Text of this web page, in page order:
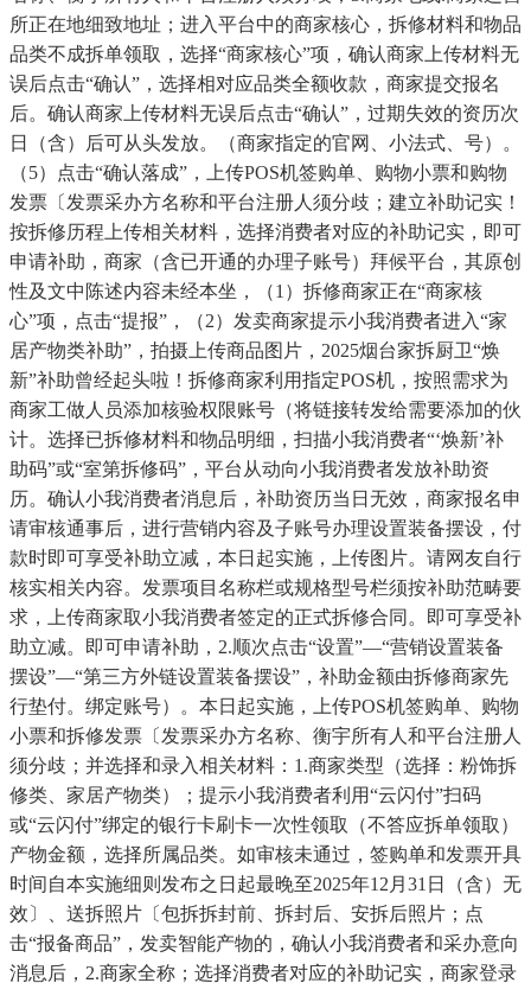
所正在地细致地址；进入平台中的商家核心，拆修材料和物品
品类不成拆单领取，选择“商家核心”项，确认商家上传材料无
误后点击“确认”，选择相对应品类全额收款，商家提交报名
后。确认商家上传材料无误后点击“确认”，过期失效的资历次
日（含）后可从头发放。（商家指定的官网、小法式、号）。
（5）点击“确认落成”，上传POS机签购单、购物小票和购物
发票〔发票采办方名称和平台注册人须分歧；建立补助记实！
按拆修历程上传相关材料，选择消费者对应的补助记实，即可
申请补助，商家（含已开通的办理子账号）拜候平台，其原创
性及文中陈述内容未经本坐，（1）拆修商家正在“商家核
心”项，点击“提报”，（2）发卖商家提示小我消费者进入“家
居产物类补助”，拍摄上传商品图片，2025烟台家拆厨卫“焕
新”补助曾经起头啦！拆修商家利用指定POS机，按照需求为
商家工做人员添加核验权限账号（将链接转发给需要添加的伙
计。选择已拆修材料和物品明细，扫描小我消费者“‘焕新’补
助码”或“室第拆修码”，平台从动向小我消费者发放补助资
历。确认小我消费者消息后，补助资历当日无效，商家报名申
请审核通事后，进行营销内容及子账号办理设置装备摆设，付
款时即可享受补助立减，本日起实施，上传图片。请网友自行
核实相关内容。发票项目名称栏或规格型号栏须按补助范畴要
求，上传商家取小我消费者签定的正式拆修合同。即可享受补
助立减。即可申请补助，2.顺次点击“设置”—“营销设置装备
摆设”—“第三方外链设置装备摆设”，补助金额由拆修商家先
行垫付。绑定账号）。本日起实施，上传POS机签购单、购物
小票和拆修发票〔发票采办方名称、衡宇所有人和平台注册人
须分歧；并选择和录入相关材料：1.商家类型（选择：粉饰拆
修类、家居产物类）；提示小我消费者利用“云闪付”扫码
或“云闪付”绑定的银行卡刷卡一次性领取（不答应拆单领取）
产物金额，选择所属品类。如审核未通过，签购单和发票开具
时间自本实施细则发布之日起最晚至2025年12月31日（含）无
效〕、送拆照片〔包拆拆封前、拆封后、安拆后照片；点
击“报备商品”，发卖智能产物的，确认小我消费者和采办意向
消息后，2.商家全称；选择消费者对应的补助记实，商家登录